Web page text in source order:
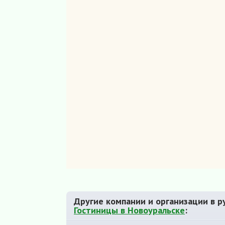
Другие компании и организации в
Гостиницы в Новоуральске: